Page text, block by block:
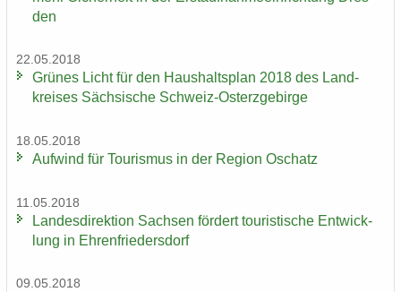
den
22.05.2018
Grü­nes Licht für den Haus­halts­plan 2018 des Land­
krei­ses Säch­si­sche Schweiz-​Osterzgebirge
18.05.2018
Auf­wind für Tou­ris­mus in der Re­gi­on Oschatz
11.05.2018
Lan­des­di­rek­ti­on Sach­sen för­dert tou­ris­ti­sche Ent­wick­
lung in Eh­ren­frie­ders­dorf
09.05.2018